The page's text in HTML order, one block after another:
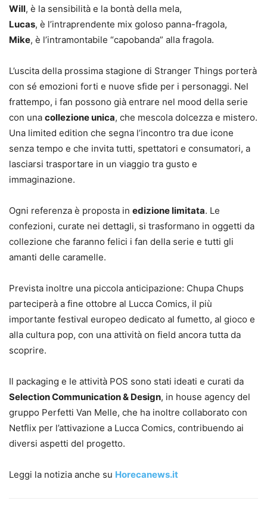
Will, è la sensibilità e la bontà della mela,
Lucas, è l’intraprendente mix goloso panna-fragola,
Mike, è l’intramontabile “capobanda” alla fragola.
L’uscita della prossima stagione di Stranger Things porterà
con sé emozioni forti e nuove sfide per i personaggi. Nel
frattempo, i fan possono già entrare nel mood della serie
con una collezione unica, che mescola dolcezza e mistero.
Una limited edition che segna l’incontro tra due icone
senza tempo e che invita tutti, spettatori e consumatori, a
lasciarsi trasportare in un viaggio tra gusto e
immaginazione.
Ogni referenza è proposta in edizione limitata. Le
confezioni, curate nei dettagli, si trasformano in oggetti da
collezione che faranno felici i fan della serie e tutti gli
amanti delle caramelle.
Prevista inoltre una piccola anticipazione: Chupa Chups
parteciperà a fine ottobre al Lucca Comics, il più
importante festival europeo dedicato al fumetto, al gioco e
alla cultura pop, con una attività on field ancora tutta da
scoprire.
Il packaging e le attività POS sono stati ideati e curati da
Selection Communication & Design, in house agency del
gruppo Perfetti Van Melle, che ha inoltre collaborato con
Netflix per l’attivazione a Lucca Comics, contribuendo ai
diversi aspetti del progetto.
Leggi la notizia anche su Horecanews.it